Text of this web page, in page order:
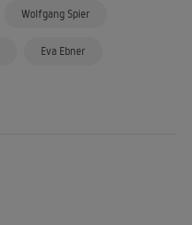
Wolfgang Spier
Eva Ebner